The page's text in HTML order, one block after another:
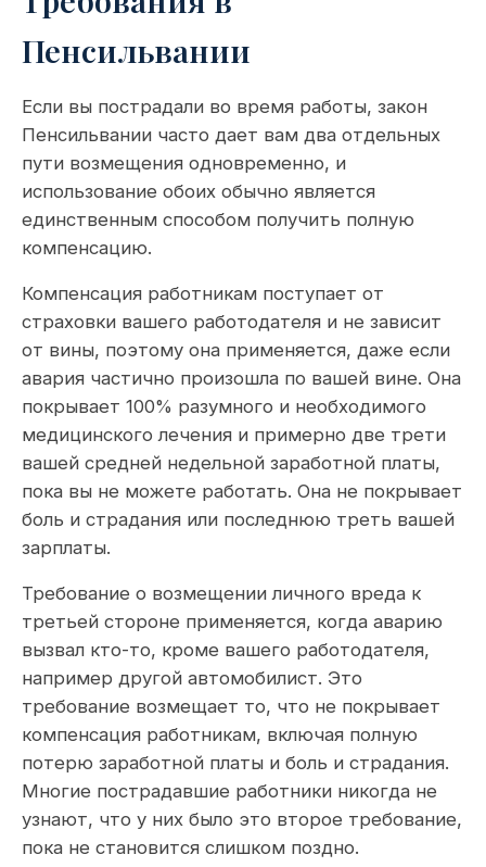
Пенсильвании
Если вы пострадали во время работы, закон
Пенсильвании часто дает вам два отдельных
пути возмещения одновременно, и
использование обоих обычно является
единственным способом получить полную
компенсацию.
Компенсация работникам поступает от
страховки вашего работодателя и не зависит
от вины, поэтому она применяется, даже если
авария частично произошла по вашей вине. Она
покрывает 100% разумного и необходимого
медицинского лечения и примерно две трети
вашей средней недельной заработной платы,
пока вы не можете работать. Она не покрывает
боль и страдания или последнюю треть вашей
зарплаты.
Требование о возмещении личного вреда к
третьей стороне применяется, когда аварию
вызвал кто-то, кроме вашего работодателя,
например другой автомобилист. Это
требование возмещает то, что не покрывает
компенсация работникам, включая полную
потерю заработной платы и боль и страдания.
Многие пострадавшие работники никогда не
узнают, что у них было это второе требование,
пока не становится слишком поздно.